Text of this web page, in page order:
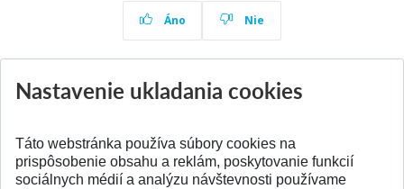
Áno Nie
Nastavenie ukladania cookies
Táto webstránka používa súbory cookies na
prispôsobenie obsahu a reklám, poskytovanie funkcií
sociálnych médií a analýzu návštevnosti používame